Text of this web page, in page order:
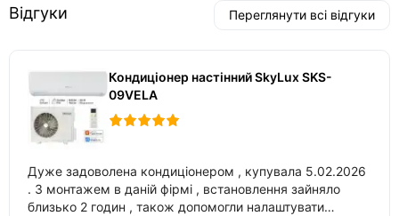
Відгуки Переглянути всі відгуки
Кондиціонер настінний SkyLux SKS-
09VELA
Дуже задоволена кондиціонером , купувала 5.02.2026
. З монтажем в даній фірмі , встановлення зайняло
близько 2 годин , також допомогли налаштувати